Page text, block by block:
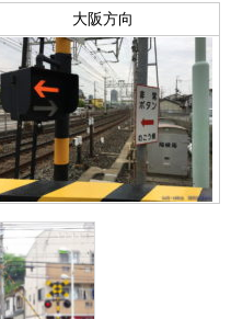
大阪方向